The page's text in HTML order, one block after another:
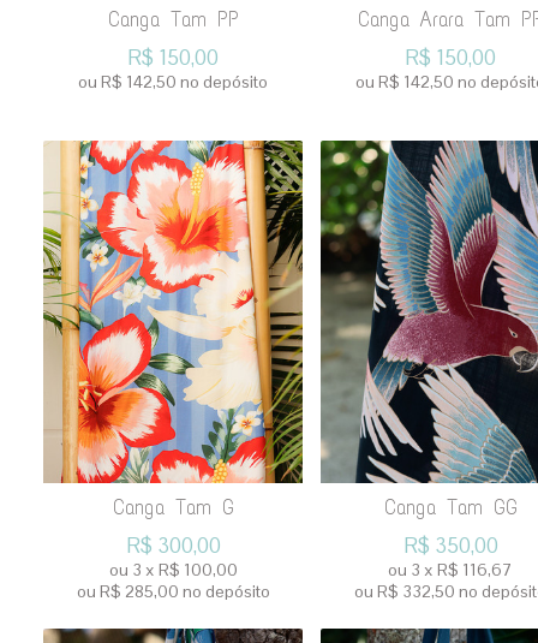
Canga Tam PP
R$ 150,00
ou R$ 142,50 no depósito
Canga Arara Tam
R$ 150,00
ou R$ 142,50 no
Canga Tam G
R$ 300,00
ou 3 x R$ 100,00
ou R$ 285,00 no depósito
Canga Tam GG
R$ 350,00
ou 3 x R$ 116,67
ou R$ 332,50 no